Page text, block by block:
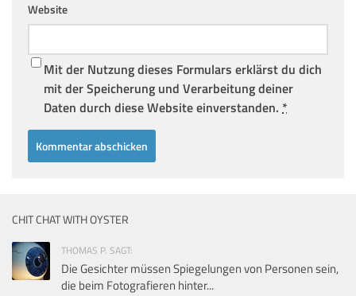
Website
Mit der Nutzung dieses Formulars erklärst du dich
mit der Speicherung und Verarbeitung deiner
Daten durch diese Website einverstanden. *
CHIT CHAT WITH OYSTER
THOMAS P. SAGT:
Die Gesichter müssen Spiegelungen von Personen sein,
die beim Fotografieren hinter...